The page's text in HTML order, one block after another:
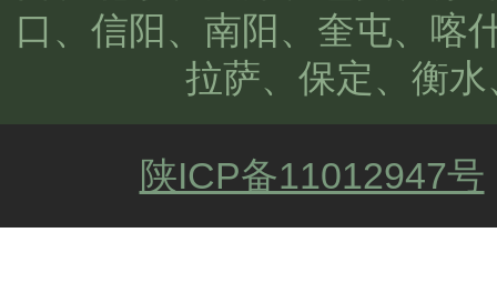
口、信阳、南阳、奎屯、喀
拉萨、保定、衡
陕ICP备11012947号